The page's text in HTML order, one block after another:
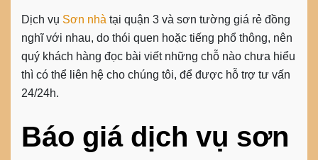
Dịch vụ Sơn nhà tại quận 3 và sơn tường giá rẻ đồng
nghĩ với nhau, do thói quen hoặc tiếng phổ thông, nên
quý khách hàng đọc bài viết những chỗ nào chưa hiểu
thì có thể liên hệ cho chúng tôi, để được hỗ trợ tư vấn
24/24h.
Báo giá dịch vụ sơn